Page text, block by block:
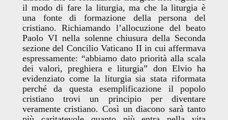
il modo di fare la liturgia, ma che la liturgia è
una fonte di formazione della persona del
cristiano. Richiamando l’allocuzione del beato
Paolo VI nella solenne chiusura della Seconda
sezione del Concilio Vaticano II in cui affermava
espressamente: “abbiamo dato priorità alla scala
dei valori, preghiera e liturgia” don Elvio ha
evidenziato come la liturgia sia stata riformata
perché da questa esemplificazione il popolo
cristiano trovi un principio per diventare
veramente cristiano. Così un diacono sarà tanto